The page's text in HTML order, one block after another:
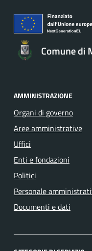
Comune di
AMMINISTRAZIONE
Organi di governo
Aree amministrative
Uffici
Enti e fondazioni
Politici
Personale
Documenti e dati